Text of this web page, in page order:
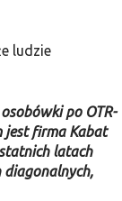
ludzie
po OTR-
jest firma Kabat
latach
diagonalnych,